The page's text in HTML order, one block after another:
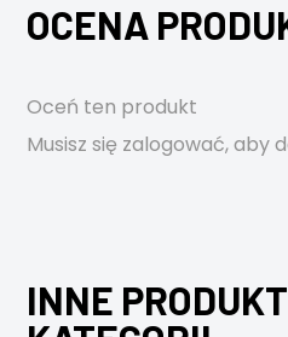
OCENA
Oceń ten produkt
Musisz się zalogować, aby
INNE